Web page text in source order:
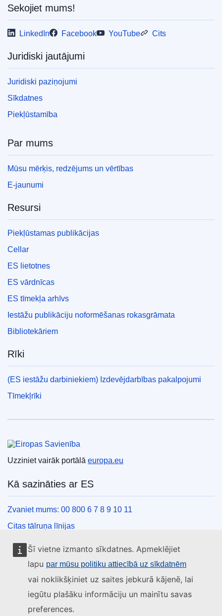
Šī vietne izmanto sīkdatnes. Apmeklējiet
lapu par mūsu politiku attiecībā uz sīkdatnēm
vai noklikšķiniet uz saites jebkurā kājenē, lai
iegūtu plašāku informāciju un mainītu savas
preferences.
Sekojiet mums!
LinkedIn Facebook YouTube Cits
Juridiski jautājumi
Juridiski paziņojumi
Sīkdatnes
Piekļūstamība
Par mums
Mūsu mērķis, redzējums un vērtības
E-jaunumi
Resursi
Piekļūstamas publikācijas
Cellar
ES lietotnes
ES vārdnīcas
ES tīmekļa arhīvs
Iestāžu publikāciju noformēšanas rokasgrāmata
Bibliotekāriem
Rīki
(ES iestāžu darbiniekiem) Izdevējdarbības pakalpojumi
Tīmekļrīki
Eiropas Savienība
Uzziniet vairāk portālā europa.eu
Kā sazināties ar ES
Zvaniet mums: 00 800 6 7 8 9 10 11
Citas tālruņa līnijas
Saziņas veidlapa
ES centru kontaktinformācija
Sociālie mediji
ES konti sociālajos medijos